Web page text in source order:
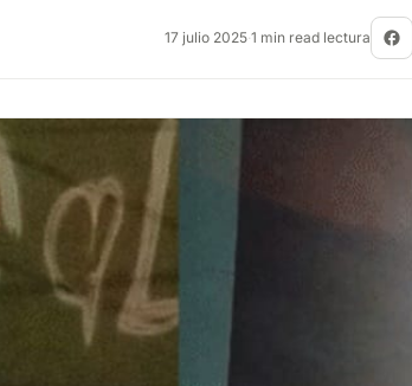
17 julio 2025·1 min read lectura